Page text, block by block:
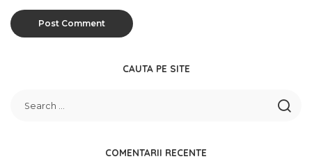
CAUTA PE SITE
COMENTARII RECENTE